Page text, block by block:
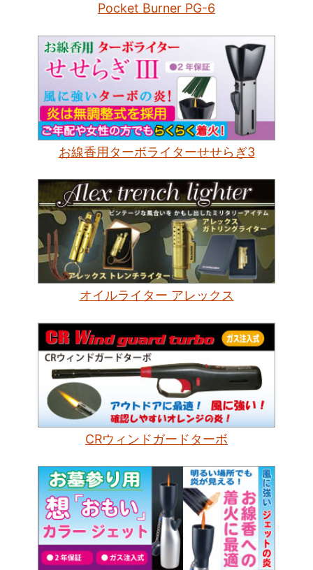
Pocket Burner PG-6
お線香用ターボライターせせらぎ3
オイルライター アレックス
CRウィンドガードターボ